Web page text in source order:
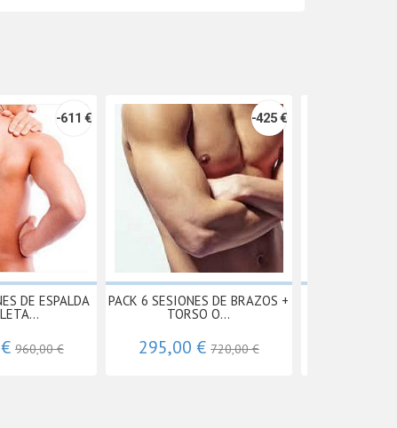
-611 €
DE ESPALDA
960,00 €
-425 €
PACK 6 SESIONES DE BRAZOS +
TORSO O...
295,00 € 720,00 €